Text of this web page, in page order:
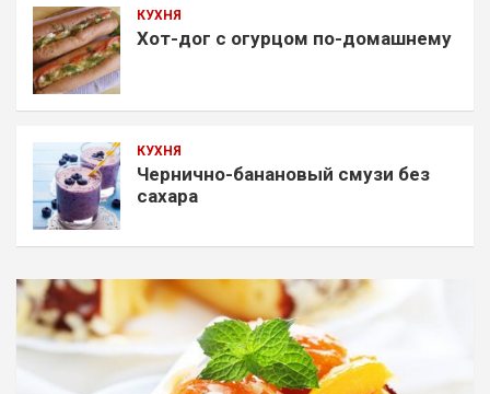
КУХНЯ
Хот-дог с огурцом по-домашнему
КУХНЯ
Чернично-банановый смузи без
сахара